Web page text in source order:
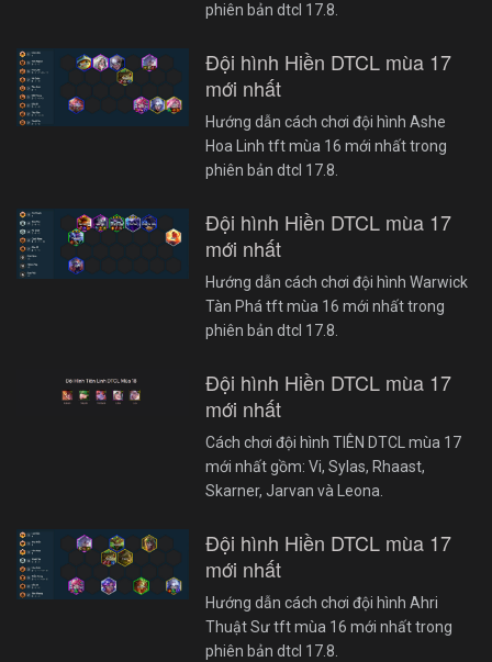
phiên bản dtcl 17.8.
Đội hình Hiền DTCL mùa 17
mới nhất
Hướng dẫn cách chơi đội hình Ashe
Hoa Linh tft mùa 16 mới nhất trong
phiên bản dtcl 17.8.
Đội hình Hiền DTCL mùa 17
mới nhất
Hướng dẫn cách chơi đội hình Warwick
Tàn Phá tft mùa 16 mới nhất trong
phiên bản dtcl 17.8.
Đội hình Hiền DTCL mùa 17
mới nhất
Cách chơi đội hình TIÊN DTCL mùa 17
mới nhất gồm: Vi, Sylas, Rhaast,
Skarner, Jarvan và Leona.
Đội hình Hiền DTCL mùa 17
mới nhất
Hướng dẫn cách chơi đội hình Ahri
Thuật Sư tft mùa 16 mới nhất trong
phiên bản dtcl 17.8.